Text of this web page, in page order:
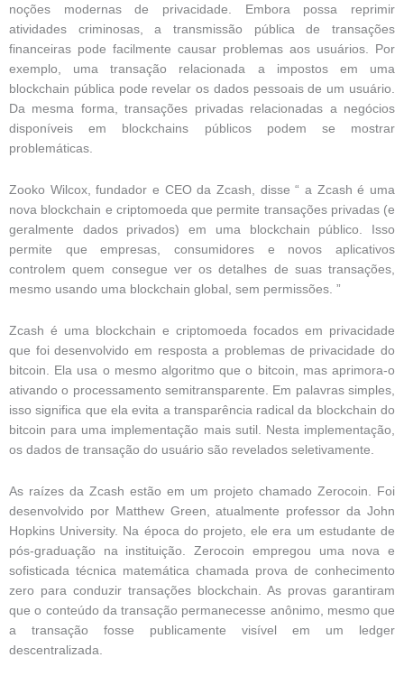
noções modernas de privacidade. Embora possa reprimir
atividades criminosas, a transmissão pública de transações
financeiras pode facilmente causar problemas aos usuários. Por
exemplo, uma transação relacionada a impostos em uma
blockchain pública pode revelar os dados pessoais de um usuário.
Da mesma forma, transações privadas relacionadas a negócios
disponíveis em blockchains públicos podem se mostrar
problemáticas.
Zooko Wilcox, fundador e CEO da Zcash, disse “ a Zcash é uma
nova blockchain e criptomoeda que permite transações privadas (e
geralmente dados privados) em uma blockchain público. Isso
permite que empresas, consumidores e novos aplicativos
controlem quem consegue ver os detalhes de suas transações,
mesmo usando uma blockchain global, sem permissões. ”
Zcash é uma blockchain e criptomoeda focados em privacidade
que foi desenvolvido em resposta a problemas de privacidade do
bitcoin. Ela usa o mesmo algoritmo que o bitcoin, mas aprimora-o
ativando o processamento semitransparente. Em palavras simples,
isso significa que ela evita a transparência radical da blockchain do
bitcoin para uma implementação mais sutil. Nesta implementação,
os dados de transação do usuário são revelados seletivamente.
As raízes da Zcash estão em um projeto chamado Zerocoin. Foi
desenvolvido por Matthew Green, atualmente professor da John
Hopkins University. Na época do projeto, ele era um estudante de
pós-graduação na instituição. Zerocoin empregou uma nova e
sofisticada técnica matemática chamada prova de conhecimento
zero para conduzir transações blockchain. As provas garantiram
que o conteúdo da transação permanecesse anônimo, mesmo que
a transação fosse publicamente visível em um ledger
descentralizada.